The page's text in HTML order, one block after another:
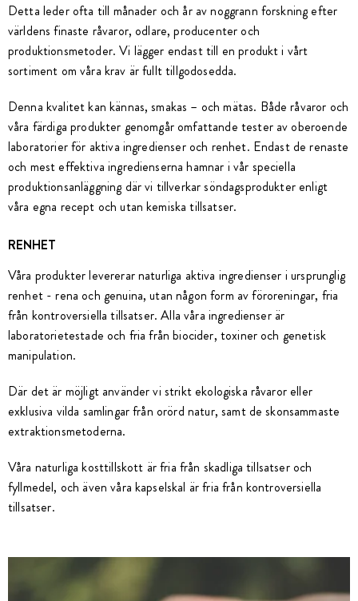
Detta leder ofta till månader och år av noggrann forskning efter
världens finaste råvaror, odlare, producenter och
produktionsmetoder. Vi lägger endast till en produkt i vårt
sortiment om våra krav är fullt tillgodosedda.
Denna kvalitet kan kännas, smakas – och mätas. Både råvaror och
våra färdiga produkter genomgår omfattande tester av oberoende
laboratorier för aktiva ingredienser och renhet. Endast de renaste
och mest effektiva ingredienserna hamnar i vår speciella
produktionsanläggning där vi tillverkar söndagsprodukter enligt
våra egna recept och utan kemiska tillsatser.
RENHET
Våra produkter levererar naturliga aktiva ingredienser i ursprunglig
renhet - rena och genuina, utan någon form av föroreningar, fria
från kontroversiella tillsatser. Alla våra ingredienser är
laboratorietestade och fria från biocider, toxiner och genetisk
manipulation.
Där det är möjligt använder vi strikt ekologiska råvaror eller
exklusiva vilda samlingar från orörd natur, samt de skonsammaste
extraktionsmetoderna.
Våra naturliga kosttillskott är fria från skadliga tillsatser och
fyllmedel, och även våra kapselskal är fria från kontroversiella
tillsatser.